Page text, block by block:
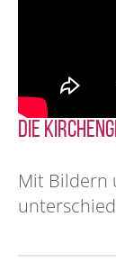
Die
Mit Bildern